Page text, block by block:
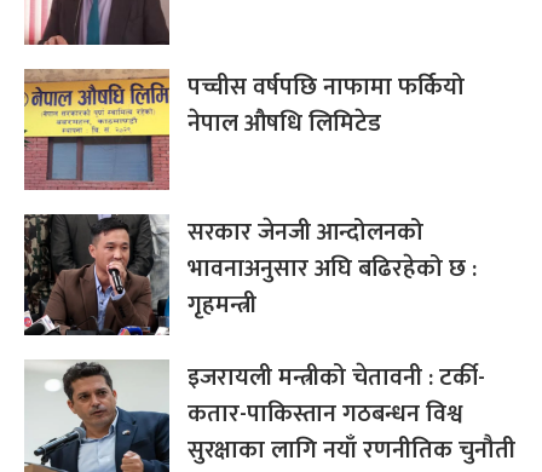
पच्चीस वर्षपछि नाफामा फर्कियो
नेपाल औषधि लिमिटेड
सरकार जेनजी आन्दोलनको
भावनाअनुसार अघि बढिरहेको छ :
गृहमन्त्री
इजरायली मन्त्रीको चेतावनी : टर्की-
कतार-पाकिस्तान गठबन्धन विश्व
सुरक्षाका लागि नयाँ रणनीतिक चुनौती